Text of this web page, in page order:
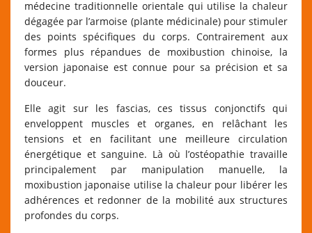
médecine traditionnelle orientale qui utilise la chaleur
dégagée par l’armoise (plante médicinale) pour stimuler
des points spécifiques du corps. Contrairement aux
formes plus répandues de moxibustion chinoise, la
version japonaise est connue pour sa précision et sa
douceur.
Elle agit sur les fascias, ces tissus conjonctifs qui
enveloppent muscles et organes, en relâchant les
tensions et en facilitant une meilleure circulation
énergétique et sanguine. Là où l’ostéopathie travaille
principalement par manipulation manuelle, la
moxibustion japonaise utilise la chaleur pour libérer les
adhérences et redonner de la mobilité aux structures
profondes du corps.